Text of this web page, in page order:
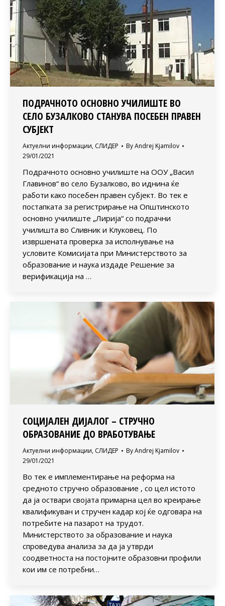
ПОДРАЧНОТО ОСНОВНО УЧИЛИШТЕ ВО
СЕЛО БУЗАЛКОВО СТАНУВА ПОСЕБЕН ПРАВЕН
СУБЈЕКТ
Актуелни информации, СЛИДЕР ByAndrej Kjamilov
29/01/2021
Подрачното основно училиште на ООУ „Васил
Главинов“ во село Бузалково, во иднина ќе
работи како посебен правен субјект. Во тек е
постапката за регистрирање на Општинското
основно училиште „Лирија“ со подрачни
училишта во Сливник и Клуковец. По
извршената проверка за исполнување на
условите Комисијата при Министерството за
образование и наука издаде Решение за
верификација на …
СОЦИЈАЛЕН ДИЈАЛОГ – СТРУЧНО
ОБРАЗОВАНИЕ ДО ВРАБОТУВАЊЕ
Актуелни информации, СЛИДЕР ByAndrej Kjamilov
29/01/2021
Во тек е имплементирање на реформа на
средното стручно образование , со цел истото
да ја оствари својата примарна цел во креирање
квалификуван и стручен кадар кој ќе одговара на
потребите на пазарот на трудот.
Министерството за образование и наука
спроведува анализа за да ја утврди
соодветноста на постојните образовни профили
кои им се потребни…